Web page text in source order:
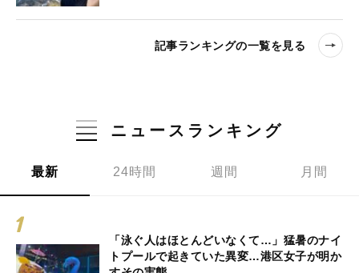
記事ランキングの一覧を見る
ニュースランキング
最新 24時間 週間 月間
「泳ぐ人はほとんどいなくて…」猛暑のナイ
トプールで起きていた異変…港区女子が明か